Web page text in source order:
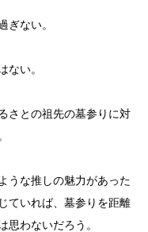
ない。
ない。
さとの祖先の墓参りに対
うな推しの魅力があった
ていれば、墓参りを距離
思わないだろう。